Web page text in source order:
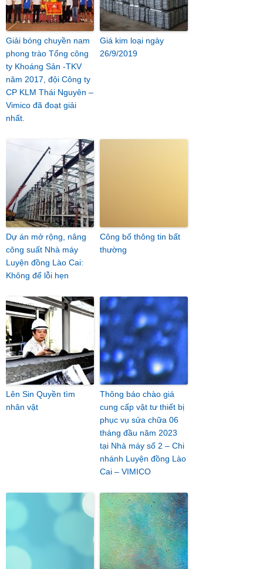
Giải bóng chuyền nam
phong trào Tổng công
ty Khoáng Sản -TKV
năm 2017, đội Công ty
CP KLM Thái Nguyên –
Vimico đã đoạt giải
nhất.
Giá kim loại ngày
26/9/2019
Dự án mở rộng, nâng
công suất Nhà máy
Luyện đồng Lào Cai:
Không để lỗi hẹn
Công bố thông tin bất
thường
Lên Sin Quyền tìm
nhân vật
Thông báo chào giá
cung cấp vật tư thiết bị
phục vụ sửa chữa 06
tháng đầu năm 2023
tại Nhà máy số 2 – Chi
nhánh Luyện đồng Lào
Cai – VIMICO